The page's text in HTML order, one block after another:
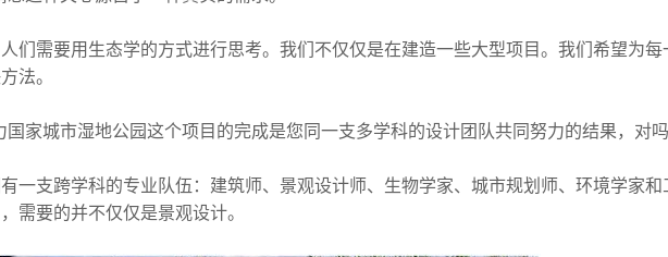
需要用生态学的方式进行思考。我们不仅仅是在建造一些大型项目。我们希望为每
法。
城市湿地公园这个项目的完成是您同一支多学科的设计团队共同努力的结果，对吗
支跨学科的专业队伍：建筑师、景观设计师、生物学家、城市规划师、环境学家和
需要的并不仅仅是景观设计。